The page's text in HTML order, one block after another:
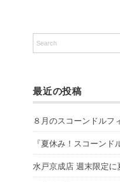
最近の投稿
８月のスコーンドルフ
『夏休み！スコーンド
水戸京成店 週末限定に